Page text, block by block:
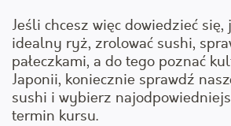
Jeśli chcesz więc dowiedzieć się,
idealny ryż, zrolować sushi,
pałeczkami, a do tego poznać
Japonii, koniecznie sprawdź
sushi i wybierz
termin kursu.